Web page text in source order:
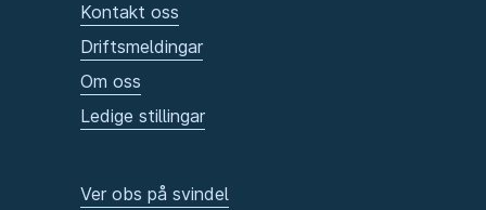
Kontakt oss
Driftsmeldingar
Om oss
Ledige stillingar
Ver obs på svindel